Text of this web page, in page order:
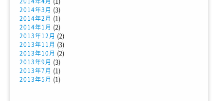
2014年3月 (3)
2014年2月 (1)
2014年1月 (2)
2013年12月 (2)
2013年11月 (3)
2013年10月 (2)
2013年9月 (3)
2013年7月 (1)
2013年5月 (1)